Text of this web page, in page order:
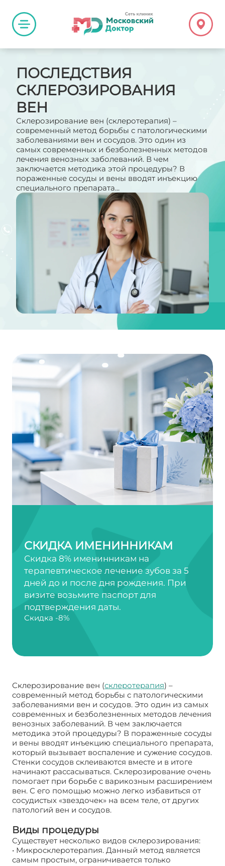
ПОСЛЕДСТВИЯ
СКЛЕРОЗИРОВАНИЯ
ВЕН
Склерозирование вен (склеротерапия) –
современный метод борьбы с патологическими
заболеваниями вен и сосудов. Это один из
самых современных и безболезненных методов
лечения венозных заболеваний. В чем
заключается методика этой процедуры? В
пораженные сосуды и вены вводят инъекцию
специального препарата...
СКИДКА ИМЕНИННИКАМ
Скидка 8% именинникам на
терапевтическое лечение зубов за 5
дней до и после дня рождения. При
визите возьмите паспорт для
подтверждения даты.
Скидка -8%
Склерозирование вен (склеротерапия) –
современный метод борьбы с патологическими
заболеваниями вен и сосудов. Это один из самых
современных и безболезненных методов лечения
венозных заболеваний. В чем заключается
методика этой процедуры? В пораженные сосуды
и вены вводят инъекцию специального препарата,
который вызывает воспаление и сужение сосудов.
Стенки сосудов склеиваются вместе и в итоге
начинают рассасываться. Склерозирование очень
помогает при борьбе с варикозным расширением
вен. С его помощью можно легко избавиться от
сосудистых «звездочек» на всем теле, от других
патологий вен и сосудов.
Виды процедуры
Существует несколько видов склерозирования:
• Микросклеротерапия. Данный метод является
самым простым, ограничивается только